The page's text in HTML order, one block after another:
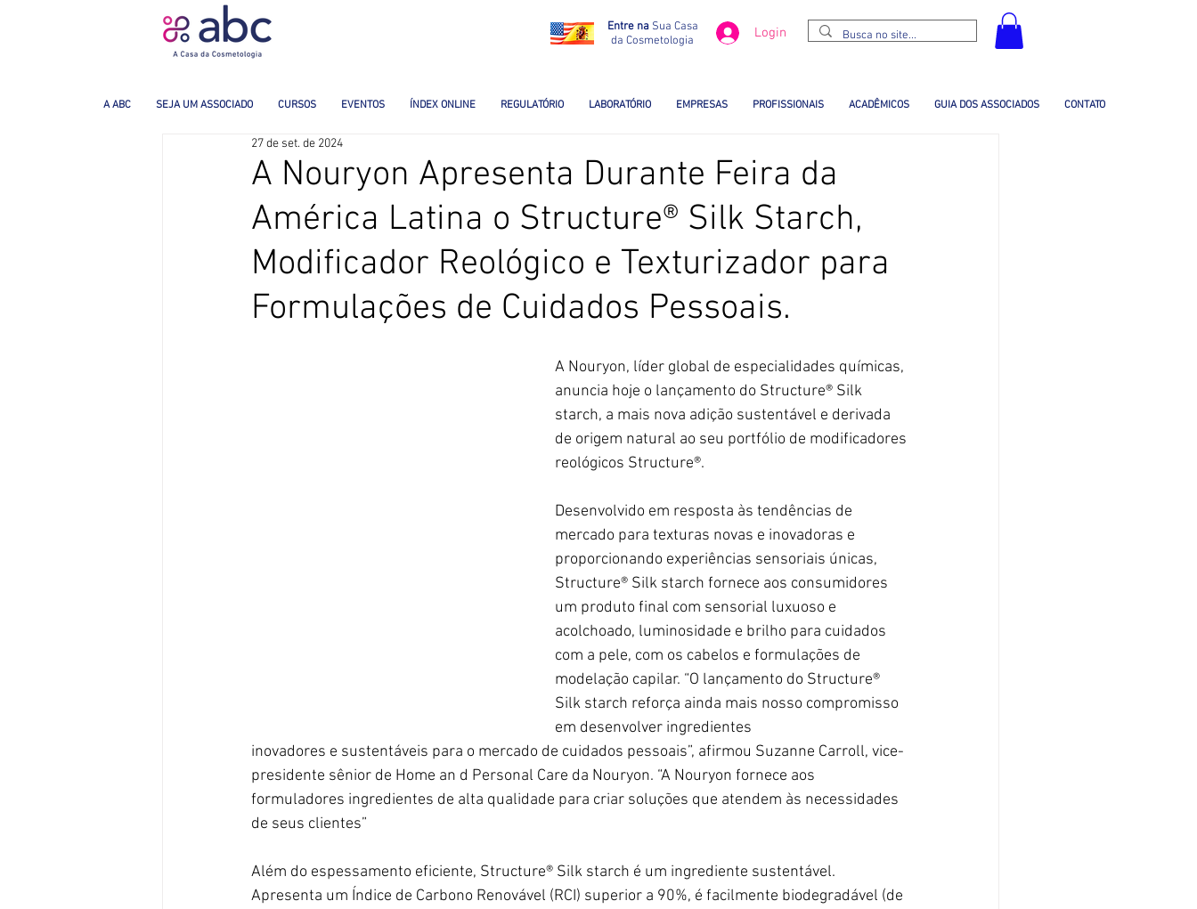
Entre na Sua Casa
da Cosmetologia
Login
A ABC SEJA UM ASSOCIADO CURSOS EVENTOS ÍNDEX ONLINE REGULATÓRIO LABORATÓRIO EMPRESAS PROFISSIONAIS ACADÊMICOS GUIA DOS ASSOCIADOS CONTATO
A Nouryon Apresenta Durante Feira da
América Latina o Structure® Silk Starch,
Modificador Reológico e Texturizador para
Formulações de Cuidados Pessoais.
27 de set. de 2024
A Nouryon, líder global de especialidades químicas,
anuncia hoje o lançamento do Structure® Silk
starch, a mais nova adição sustentável e derivada
de origem natural ao seu portfólio de modificadores
reológicos Structure®.
Desenvolvido em resposta às tendências de
mercado para texturas novas e inovadoras e
proporcionando experiências sensoriais únicas,
Structure® Silk starch fornece aos consumidores
um produto final com sensorial luxuoso e
acolchoado, luminosidade e brilho para cuidados
com a pele, com os cabelos e formulações de
modelação capilar. “O lançamento do Structure®
Silk starch reforça ainda mais nosso compromisso
em desenvolver ingredientes
inovadores e sustentáveis para o mercado de cuidados pessoais”, afirmou Suzanne Carroll, vice-
presidente sênior de Home an d Personal Care da Nouryon. “A Nouryon fornece aos
formuladores ingredientes de alta qualidade para criar soluções que atendem às necessidades
de seus clientes”
Além do espessamento eficiente, Structure® Silk starch é um ingrediente sustentável.
Apresenta um Índice de Carbono Renovável (RCI) superior a 90%, é facilmente biodegradável (de